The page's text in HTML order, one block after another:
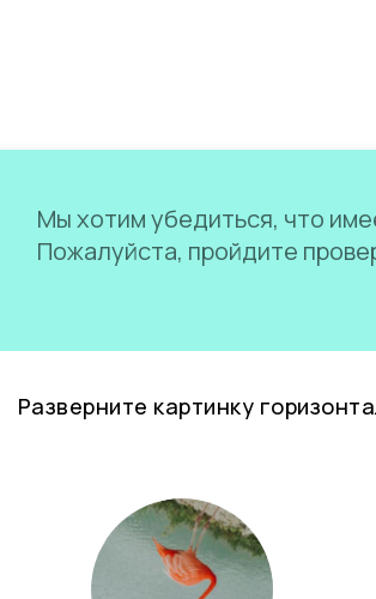
Мы хотим убедиться, что
Пожалуйста, пройдите
Разверните картинку